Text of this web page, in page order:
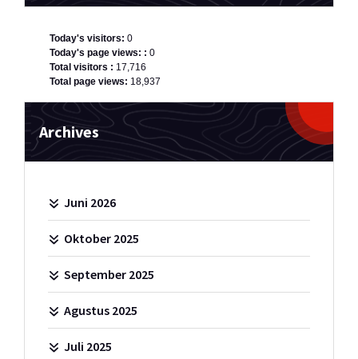
Today's visitors: 0
Today's page views: : 0
Total visitors : 17,716
Total page views: 18,937
Archives
Juni 2026
Oktober 2025
September 2025
Agustus 2025
Juli 2025